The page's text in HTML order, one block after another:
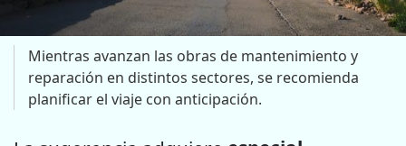
Mientras avanzan las obras de mantenimiento y
reparación en distintos sectores, se recomienda
planificar el viaje con anticipación.